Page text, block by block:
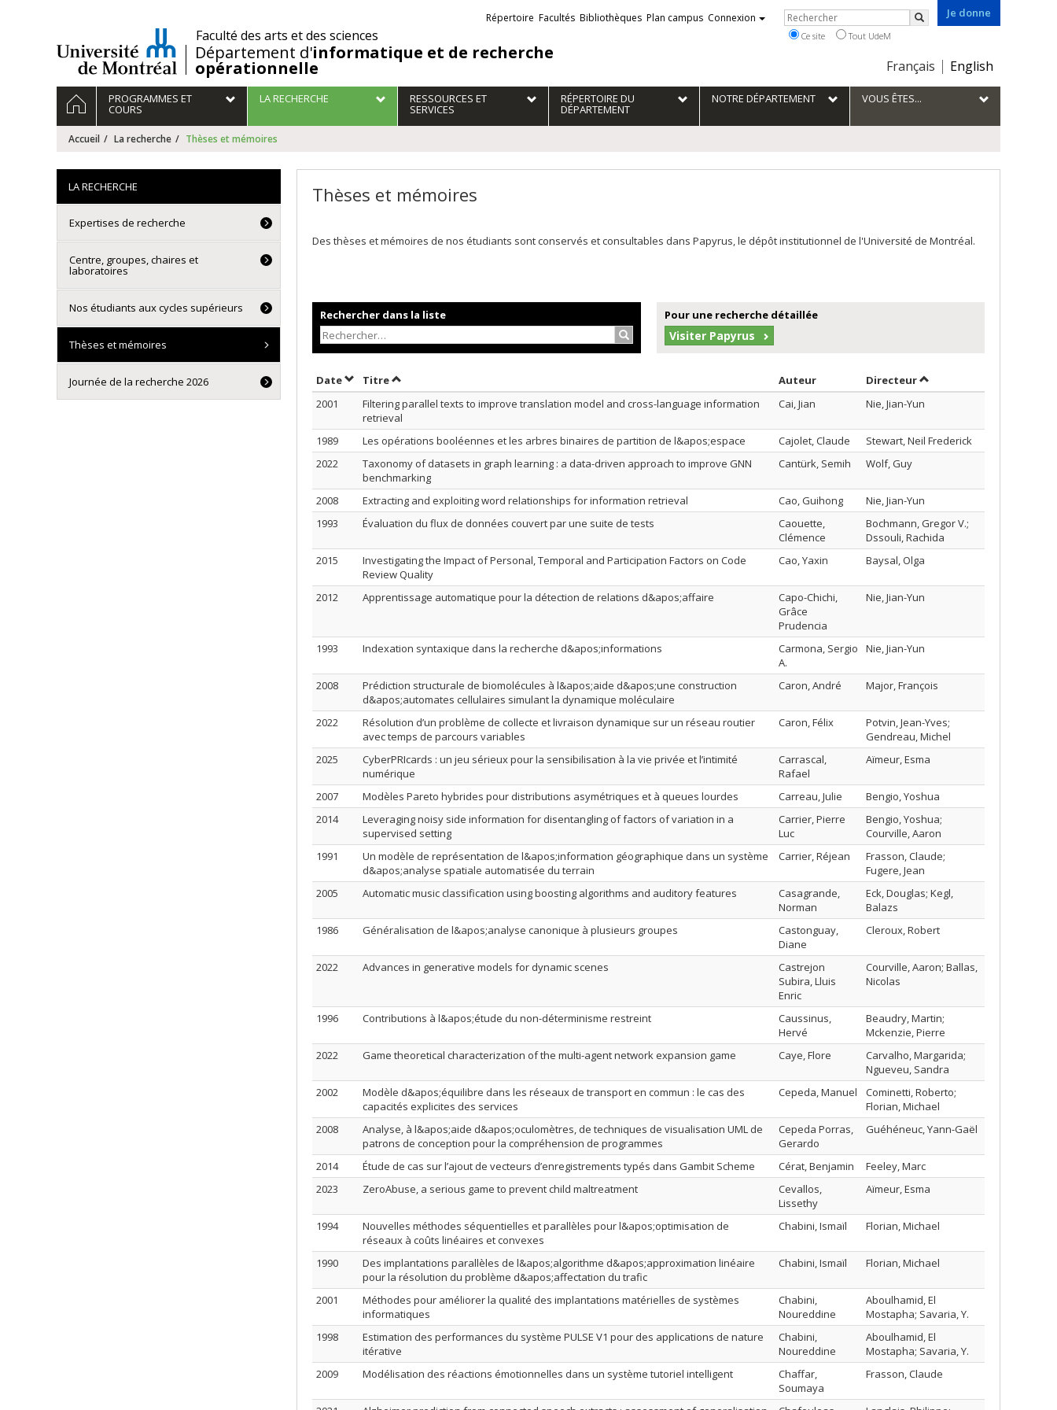
/Faculté des arts et des sciences
Département d'informatique et de recherche
opérationnelle
Je donne
Choix
la
langue
Français English
Liens
externes
Répertoire Facultés Bibliothèques Plan campus Connexion Rechercher
Rechercher
Ce site Tout UdeM
Navigation
principale
ACCUEILPROGRAMMES ET
COURS
LA RECHERCHE RESSOURCES ET
SERVICES
RÉPERTOIRE DU
DÉPARTEMENT
NOTRE DÉPARTEMENT VOUS ÊTES...
Accueil La recherche Thèses et mémoires
Thèses et mémoires
Des thèses et mémoires de nos étudiants sont conservés et consultables dans Papyrus, le dépôt institutionnel de l'Université de Montréal.
Rechercher dans la liste
Rechercher…
Pour une recherche détaillée
Visiter Papyrus
DateTrier par date en ordre croissant
TitreTrier par titre en ordre croissant Auteur Trier par auteur en ordre croissant
Directeurpar contributeur en
2001
Filtering parallel texts to improve translation model and cross-language information
retrieval
Cai, Jian Nie, Jian-Yun
1989 Les opérations booléennes et les arbres binaires de partition de l&apos;espace Cajolet, Claude
Stewart, Neil Frederick
2022
Taxonomy of datasets in graph learning : a data-driven approach to improve GNN
benchmarking
Cantürk, Semih Wolf, Guy
2008 Extracting and exploiting word relationships for information retrieval Cao, Guihong
Nie, Jian-Yun
1993
Évaluation du flux de données couvert par une suite de tests
Caouette,
Clémence
Bochmann, Gregor V.;
Dssouli, Rachida
2015
Investigating the Impact of Personal, Temporal and Participation Factors on Code
Review Quality
Cao, Yaxin Baysal, Olga
2012 Apprentissage automatique pour la détection de relations d&apos;affaire
Capo-Chichi,
Grâce
Prudencia
Nie, Jian-Yun
1993 Indexation syntaxique dans la recherche d&apos;informations
Carmona, Sergio
A.
Nie, Jian-Yun
2008
Prédiction structurale de biomolécules à l&apos;aide d&apos;une construction
d&apos;automates cellulaires simulant la dynamique moléculaire
Caron, André Major, François
2022
Résolution d’un problème de collecte et livraison dynamique sur un réseau routier
avec temps de parcours variables
Caron, Félix
Potvin, Jean-Yves;
Gendreau, Michel
2025
CyberPRIcards : un jeu sérieux pour la sensibilisation à la vie privée et l’intimité
numérique
Carrascal,
Rafael
Aïmeur, Esma
2007 Modèles Pareto hybrides pour distributions asymétriques et à queues lourdes Carreau, Julie
Bengio, Yoshua
2014
Leveraging noisy side information for disentangling of factors of variation in a
supervised setting
Carrier, Pierre
Luc
Bengio, Yoshua;
Courville, Aaron
1991
Un modèle de représentation de l&apos;information géographique dans un système
d&apos;analyse spatiale automatisée du terrain
Carrier, Réjean
Frasson, Claude;
Fugere, Jean
2005
Automatic music classification using boosting algorithms and auditory features
Casagrande,
Norman
Eck, Douglas; Kegl,
Balazs
1986
Généralisation de l&apos;analyse canonique à plusieurs groupes
Castonguay,
Diane
Cleroux, Robert
2022 Advances in generative models for dynamic scenes
Castrejon
Subira, Lluis
Enric
Courville, Aaron; Ballas,
Nicolas
1996 Contributions à l&apos;étude du non-déterminisme restreint
Caussinus,
Hervé
Beaudry, Martin;
Mckenzie, Pierre
2022
Game theoretical characterization of the multi-agent network expansion game Caye, Flore
Carvalho, Margarida;
Ngueveu, Sandra
2002
Modèle d&apos;équilibre dans les réseaux de transport en commun : le cas des
capacités explicites des services
Cepeda, Manuel
Cominetti, Roberto;
Florian, Michael
2008
Analyse, à l&apos;aide d&apos;oculomètres, de techniques de visualisation UML de
patrons de conception pour la compréhension de programmes
Cepeda Porras,
Gerardo
Guéhéneuc, Yann-Gaël
2014 Étude de cas sur l’ajout de vecteurs d’enregistrements typés dans Gambit Scheme Cérat, Benjamin
Feeley, Marc
2023
ZeroAbuse, a serious game to prevent child maltreatment
Cevallos,
Lissethy
Aïmeur, Esma
1994
Nouvelles méthodes séquentielles et parallèles pour l&apos;optimisation de
réseaux à coûts linéaires et convexes
Chabini, Ismaïl Florian, Michael
1990
Des implantations parallèles de l&apos;algorithme d&apos;approximation linéaire
pour la résolution du problème d&apos;affectation du trafic
Chabini, Ismaïl Florian, Michael
2001
Méthodes pour améliorer la qualité des implantations matérielles de systèmes
informatiques
Chabini,
Noureddine
Aboulhamid, El
Mostapha; Savaria, Y.
1998
Estimation des performances du système PULSE V1 pour des applications de nature
itérative
Chabini,
Noureddine
Aboulhamid, El
Mostapha; Savaria, Y.
2009
Modélisation des réactions émotionnelles dans un système tutoriel intelligent
Chaffar,
Soumaya
Frasson, Claude
LA RECHERCHE
Expertises de recherche
Centre, groupes, chaires et
laboratoires
Nos étudiants aux cycles supérieurs
Thèses et mémoires
Journée de la recherche 2026